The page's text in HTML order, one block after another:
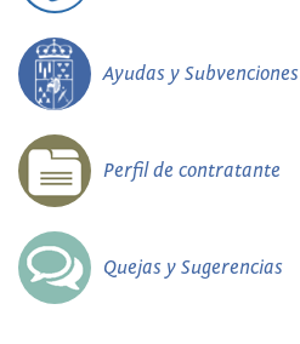
Ayudas y Subvenciones
Perfil de contratante
Quejas y Sugerencias